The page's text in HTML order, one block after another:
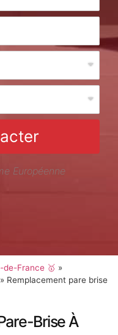
Européenne
de-France 🥇 »
» Remplacement pare brise
Brise À